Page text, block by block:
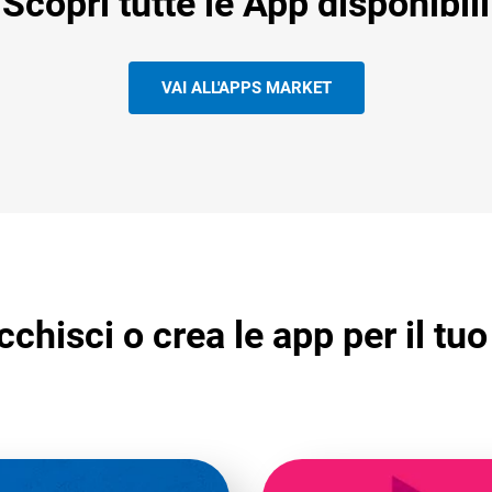
VAI ALL'APPS MARKET
o crea le app per il